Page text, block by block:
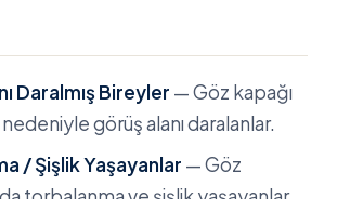
Daralmış Bireyler — Göz kapağı
görüş alanı daralanlar.
/ Şişlik Yaşayanlar — Göz